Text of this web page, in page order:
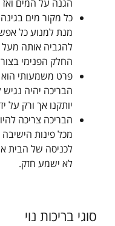
הגנה על המים
כל מקור מים
מנת למנוע כל
להגביה אותה מעל
החלק הפנימי
פרט משמעותי
הבריכה יהיה
יותקנו אך ורק על
הבריכה צריכה
מכל פינות
לכניסה של הבית
לא ישמע חזק.
סוגי בריכות נוי